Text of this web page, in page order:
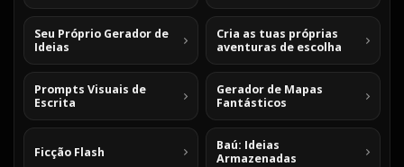
Seu Próprio Gerador de
Ideias
Cria as tuas próprias
aventuras de escolha
Prompts Visuais de
Escrita
Gerador de Mapas
Fantásticos
Ficção Flash
Baú: Ideias
Armazenadas